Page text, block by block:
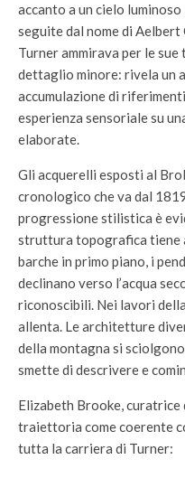
accanto a un cielo luminoso
seguite dal nome di Aelbert
Turner ammirava per le
dettaglio minore: rivela un
accumulazione di
esperienza sensoriale su
elaborate.
Gli acquerelli esposti al
cronologico che va dal
progressione stilistica è
struttura topografica tiene
barche in primo piano, i
declinano verso l’acqua
riconoscibili. Nei lavori
allenta. Le architetture
della montagna si
smette di descrivere e
Elizabeth Brooke,
traiettoria come coerente
tutta la carriera di Turner: